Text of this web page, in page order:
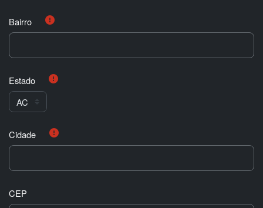
Bairro
Estado
Cidade
CEP